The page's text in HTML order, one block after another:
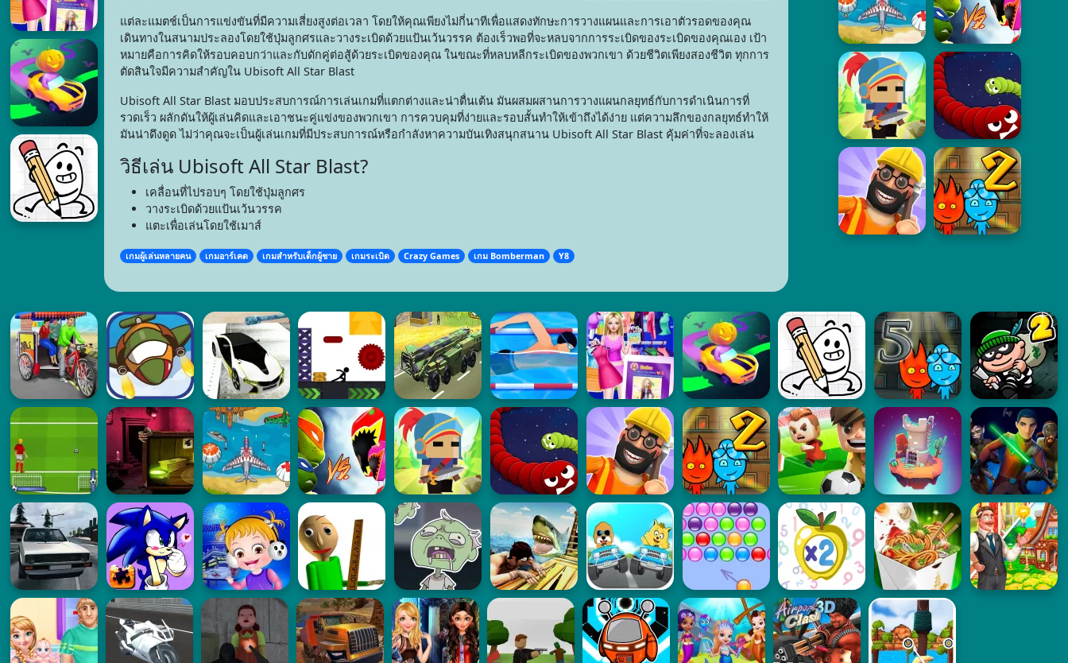
แต่ละแมตช์เป็นการแข่งขันที่มีความเสี่ยงสูงต่อเวลา โดยให้คุณเพียงไม่กี่นาทีเพื่อแสดงทักษะการวางแผนและการเอาตัวรอดของคุณ
เดินทางในสนามประลองโดยใช้ปุ่มลูกศรและวางระเบิดด้วยแป้นเว้นวรรค ต้องเร็วพอที่จะหลบจากการระเบิดของระเบิดของคุณเอง เป้า
หมายคือการคิดให้รอบคอบกว่าและกับดักคู่ต่อสู้ด้วยระเบิดของคุณ ในขณะที่หลบหลีกระเบิดของพวกเขา ด้วยชีวิตเพียงสองชีวิต ทุกการ
ตัดสินใจมีความสำคัญใน Ubisoft All Star Blast
Ubisoft All Star Blast มอบประสบการณ์การเล่นเกมที่แตกต่างและน่าตื่นเต้น มันผสมผสานการวางแผนกลยุทธ์กับการดำเนินการที่
รวดเร็ว ผลักดันให้ผู้เล่นคิดและเอาชนะคู่แข่งของพวกเขา การควบคุมที่ง่ายและรอบสั้นทำให้เข้าถึงได้ง่าย แต่ความลึกของกลยุทธ์ทำให้
มันน่าดึงดูด ไม่ว่าคุณจะเป็นผู้เล่นเกมที่มีประสบการณ์หรือกำลังหาความบันเทิงสนุกสนาน Ubisoft All Star Blast คุ้มค่าที่จะลองเล่น
วิธีเล่น Ubisoft All Star Blast?
เคลื่อนที่ไปรอบๆ โดยใช้ปุ่มลูกศร
วางระเบิดด้วยแป้นเว้นวรรค
แตะเพื่อเล่นโดยใช้เมาส์
เกมผู้เล่นหลายคน เกมอาร์เคด เกมสำหรับเด็กผู้ชาย เกมระเบิด Crazy Games เกม Bomberman Y8